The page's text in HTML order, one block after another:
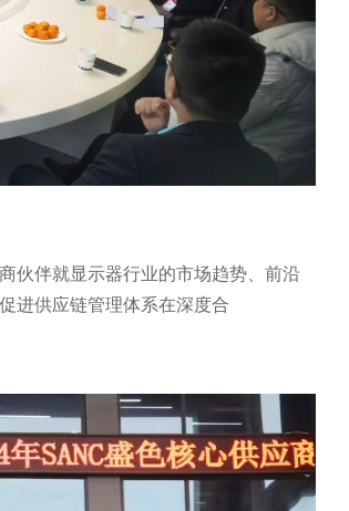
伙伴就显示器行业的市场趋势、前沿
进供应链管理体系在深度合